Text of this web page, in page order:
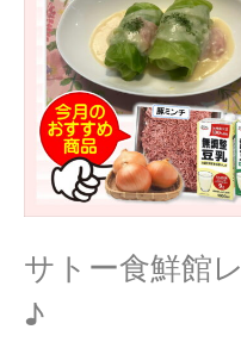
サトー食鮮館
♪